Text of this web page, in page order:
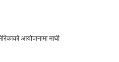
आयोजनामा माघी